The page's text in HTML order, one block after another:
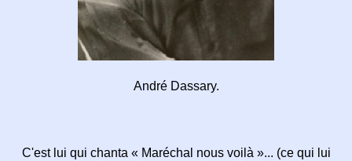
André Dassary.
C'est lui qui chanta « Maréchal nous voilà »... (ce qui lui